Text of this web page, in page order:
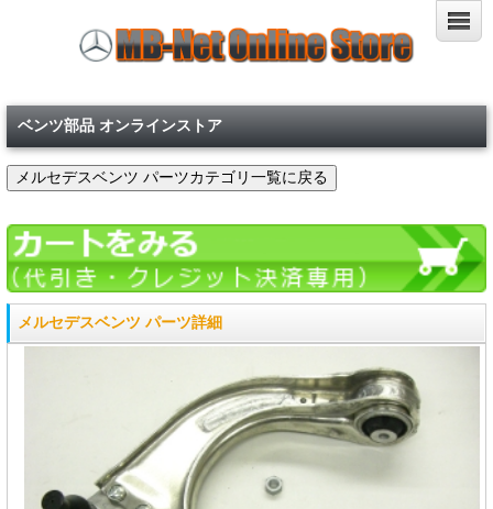
ベンツ部品 オンラインストア
メルセデスベンツ パーツ詳細